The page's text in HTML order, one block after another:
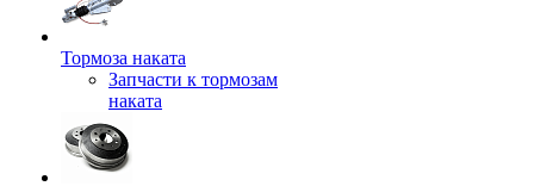
Тормоза наката
Запчасти к тормозам
наката